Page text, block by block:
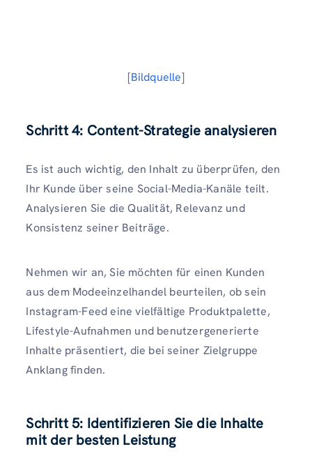
[Bildquelle]
Schritt 4: Content-Strategie analysieren
Es ist auch wichtig, den Inhalt zu überprüfen, den
Ihr Kunde über seine Social-Media-Kanäle teilt.
Analysieren Sie die Qualität, Relevanz und
Konsistenz seiner Beiträge.
Nehmen wir an, Sie möchten für einen Kunden
aus dem Modeeinzelhandel beurteilen, ob sein
Instagram-Feed eine vielfältige Produktpalette,
Lifestyle-Aufnahmen und benutzergenerierte
Inhalte präsentiert, die bei seiner Zielgruppe
Anklang finden.
Schritt 5: Identifizieren Sie die Inhalte
mit der besten Leistung